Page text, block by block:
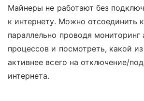
Майнеры не работают без
к интернету. Можно отсоединить
параллельно проводя мониторинг
процессов и посмотреть, какой
активнее всего на отключение/
интернета.